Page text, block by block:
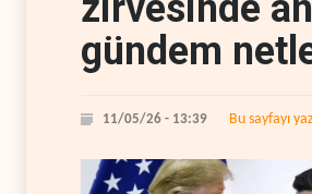
gündem
11/05/26 - 13:39 Bu sayfayı